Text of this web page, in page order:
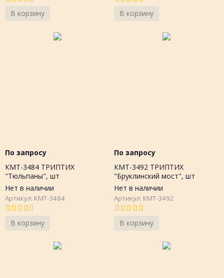
В корзину В корзину
По запросу
КМТ-3484 ТРИПТИХ
"Тюльпаны", шт
Нет в наличии
Артикул: КМТ-3484
В корзину
По запросу
КМТ-3492 ТРИПТИХ
"Бруклинский мост", шт
Нет в наличии
Артикул: КМТ-3492
В корзину